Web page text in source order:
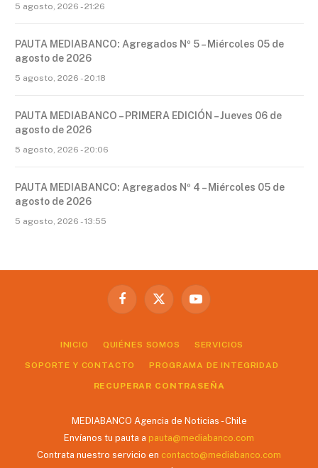
5 agosto, 2026 - 21:26
PAUTA MEDIABANCO: Agregados Nº 5 – Miércoles 05 de
agosto de 2026
5 agosto, 2026 - 20:18
PAUTA MEDIABANCO – PRIMERA EDICIÓN – Jueves 06 de
agosto de 2026
5 agosto, 2026 - 20:06
PAUTA MEDIABANCO: Agregados Nº 4 – Miércoles 05 de
agosto de 2026
5 agosto, 2026 - 13:55
Facebook
X
YouTube
INICIO QUIÉNES SOMOS SERVICIOS
SOPORTE Y CONTACTO PROGRAMA DE INTEGRIDAD
RECUPERAR CONTRASEÑA
MEDIABANCO Agencia de Noticias - Chile
Envíanos tu pauta a pauta@mediabanco.com
Contrata nuestro servicio en contacto@mediabanco.com